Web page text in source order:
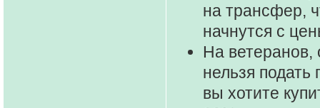
на трансфер,
начнутся с
На
нельзя
вы хотите